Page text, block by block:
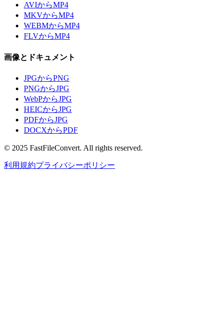
AVIからMP4
MKVからMP4
WEBMからMP4
FLVからMP4
画像とドキュメント
JPGからPNG
PNGからJPG
WebPからJPG
HEICからJPG
PDFからJPG
DOCXからPDF
© 2025 FastFileConvert. All rights reserved.
利用規約プライバシーポリシー